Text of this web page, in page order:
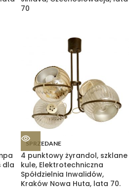
70
dla
SPRZEDANE
4 punktowy żyrandol, szklane
kule, Elektrotechniczna
Spółdzielnia Inwalidów,
Kraków Nowa Huta, lata 70.